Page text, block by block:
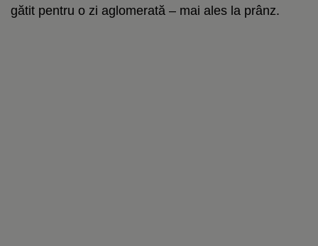
gătit pentru o zi aglomerată – mai ales la prânz.